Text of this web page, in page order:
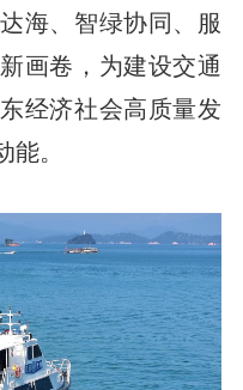
海、智绿协同、服
画卷，为建设交通
经济社会高质量发
。